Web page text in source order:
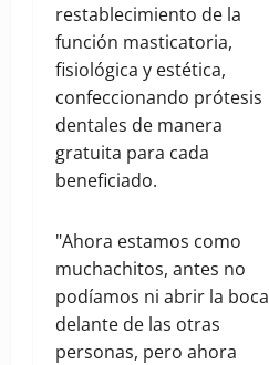
restablecimiento de la
función masticatoria,
fisiológica y estética,
confeccionando prótesis
dentales de manera
gratuita para cada
beneficiado.
"Ahora estamos como
muchachitos, antes no
podíamos ni abrir la boca
delante de las otras
personas, pero ahora